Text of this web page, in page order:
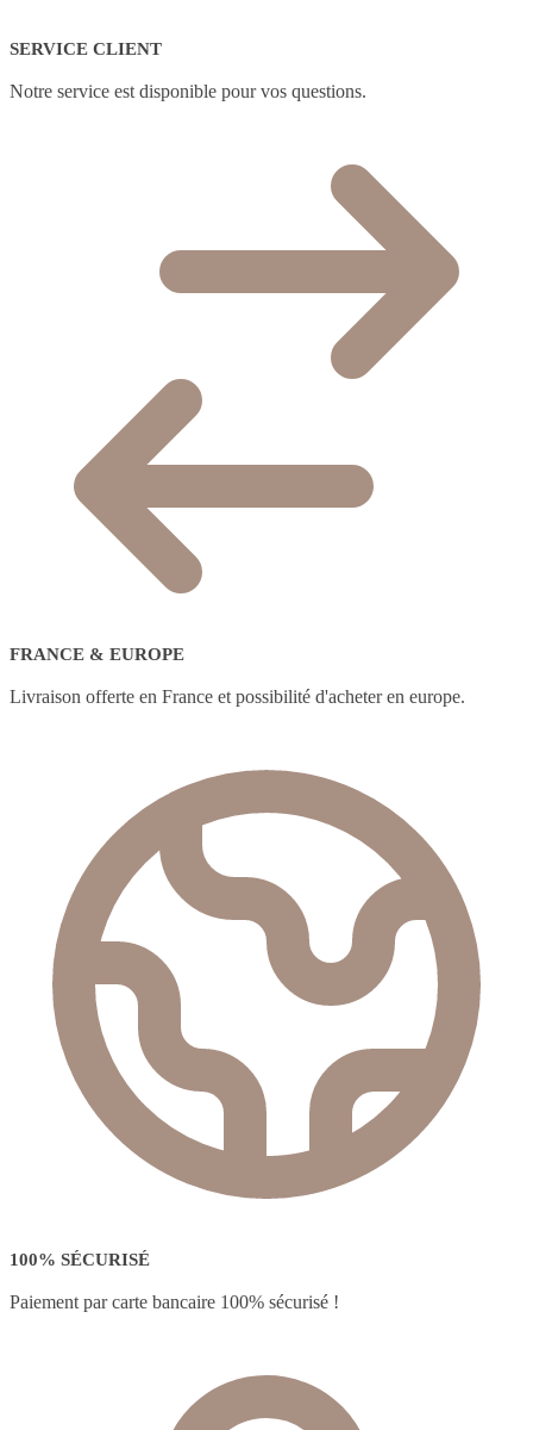
SERVICE CLIENT
Notre service est disponible pour vos questions.
FRANCE & EUROPE
Livraison offerte en France et possibilité d'acheter en europe.
100% SÉCURISÉ
Paiement par carte bancaire 100% sécurisé !